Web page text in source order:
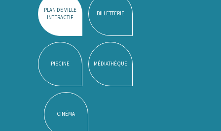
PLAN DE VILLE
INTERACTIF
BILLETTERIE
PISCINE MÉDIATHÈQUE
CINÉMA